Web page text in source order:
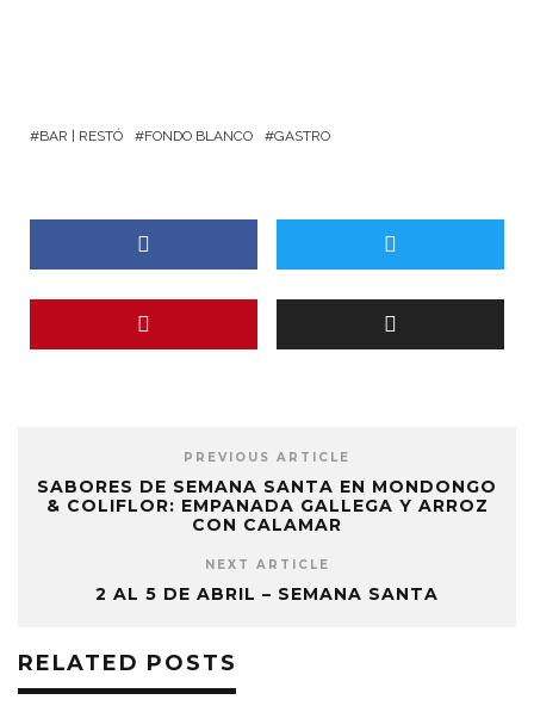
BAR | RESTÓ FONDO BLANCO GASTRO
PREVIOUS ARTICLE
SABORES DE SEMANA SANTA EN MONDONGO
& COLIFLOR: EMPANADA GALLEGA Y ARROZ
CON CALAMAR
NEXT ARTICLE
2 AL 5 DE ABRIL – SEMANA SANTA
RELATED POSTS